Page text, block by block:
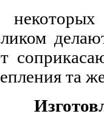
та